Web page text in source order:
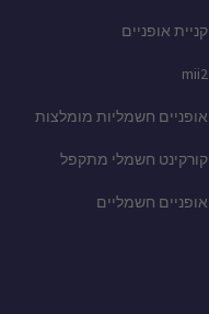
קניית אופניים
mii2
אופניים חשמליות מומלצות
קורקינט חשמלי מתקפל
אופניים חשמליים